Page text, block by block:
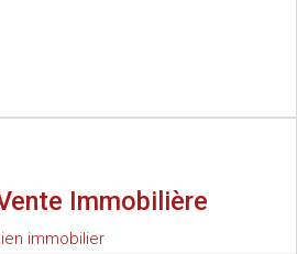
Immobilière
immobilier